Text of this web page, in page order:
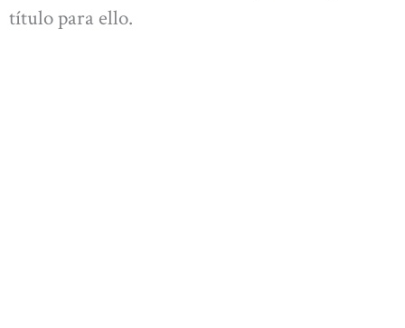
título para ello.